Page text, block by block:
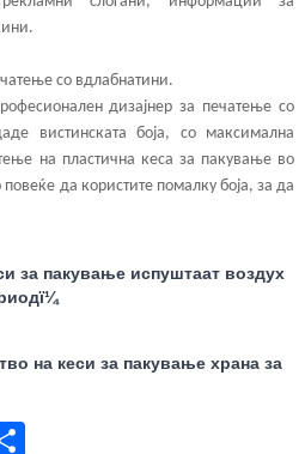
со вдлабнатини.
дизајнер за печатење со
вистинската боја, со максимална
на пластична кеса за пакување во
да користите помалку боја, за да
за пакување испуштаат воздух
на кеси за пакување храна за